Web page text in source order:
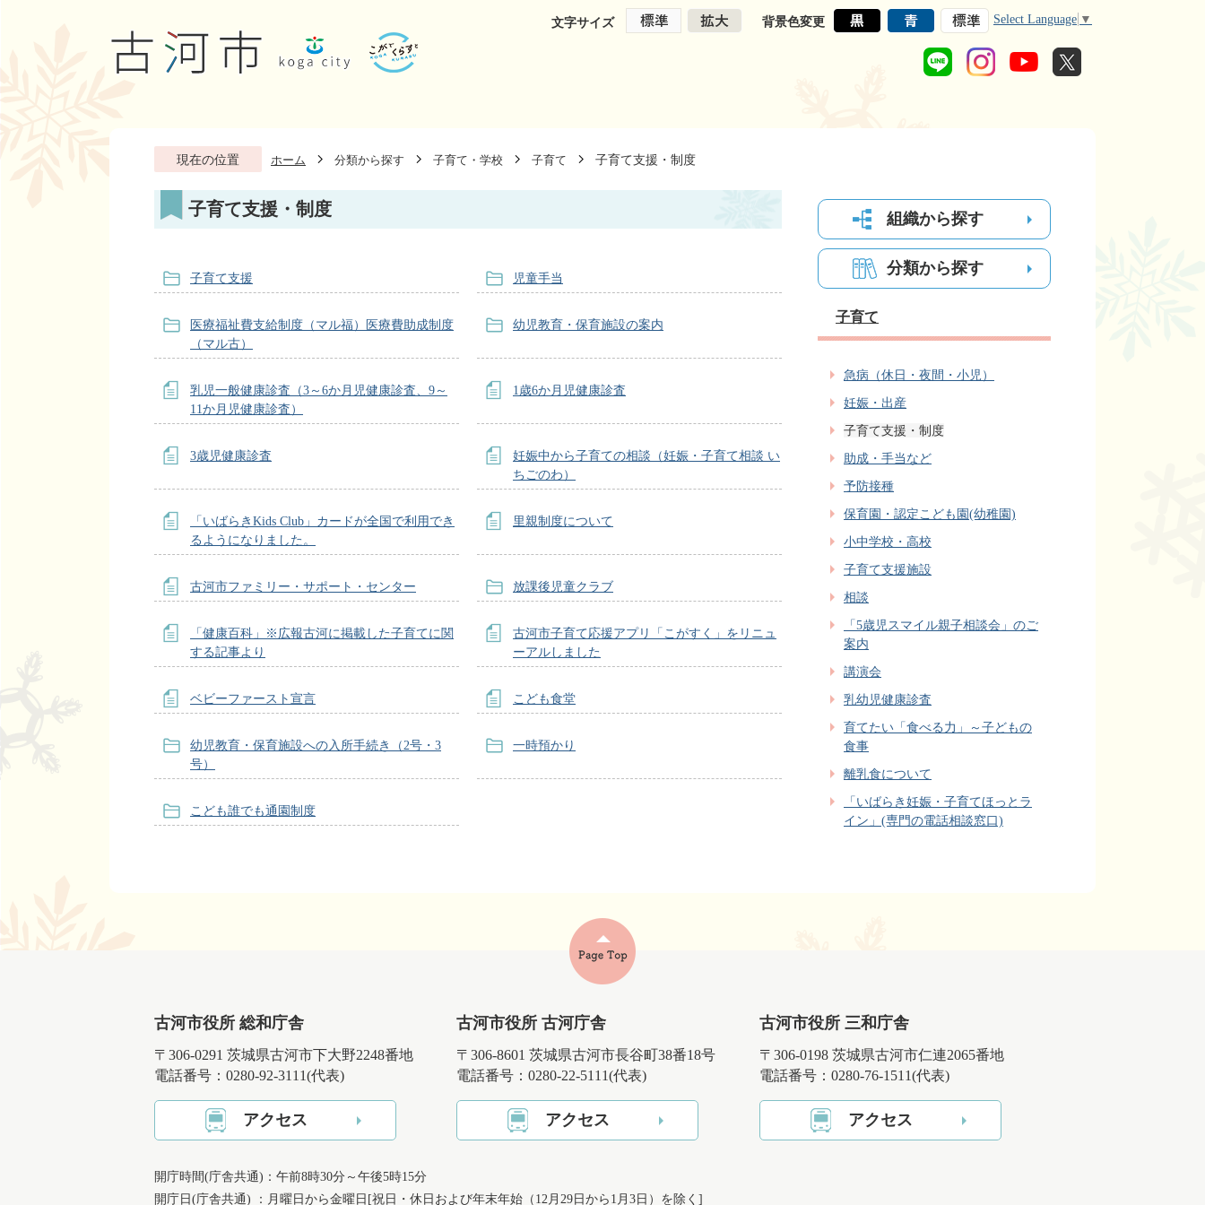
文字サイズ 背景色変更 Select Language ▼
現在の位置 ホーム 分類から探す 子育て・学校 子育て 子育て支援・制度
子育て支援・制度
子育て支援 児童手当
医療福祉費支給制度（マル福）医療費助成制度
（マル古）
幼児教育・保育施設の案内
乳児一般健康診査（3～6か月児健康診査、9～
11か月児健康診査）
1歳6か月児健康診査
3歳児健康診査
妊娠中から子育ての相談（妊娠・子育て相談 い
ちごのわ）
「いばらきKids Club」カードが全国で利用でき
るようになりました。
里親制度について
古河市ファミリー・サポート・センター 放課後児童クラブ
「健康百科」※広報古河に掲載した子育てに関
する記事より
古河市子育て応援アプリ「こがすく」をリニュ
ーアルしました
ベビーファースト宣言 こども食堂
幼児教育・保育施設への入所手続き（2号・3
号）
一時預かり
こども誰でも通園制度
組織から探す
分類から探す
子育て
急病（休日・夜間・小児）
妊娠・出産
子育て支援・制度
助成・手当など
予防接種
保育園・認定こども園(幼稚園)
小中学校・高校
子育て支援施設
相談
「5歳児スマイル親子相談会」のご
案内
講演会
乳幼児健康診査
育てたい「食べる力」～子どもの
食事
離乳食について
「いばらき妊娠・子育てほっとラ
イン」(専門の電話相談窓口)
古河市役所 総和庁舎
〒306-0291 茨城県古河市下大野2248番地
電話番号：0280-92-3111(代表)
アクセス
古河市役所 古河庁舎
〒306-8601 茨城県古河市長谷町38番18号
電話番号：0280-22-5111(代表)
アクセス
古河市役所 三和庁舎
〒306-0198 茨城県古河市仁連2065番地
電話番号：0280-76-1511(代表)
アクセス
開庁時間(庁舎共通)：午前8時30分～午後5時15分
開庁日(庁舎共通) ：月曜日から金曜日[祝日・休日および年末年始（12月29日から1月3日）を除く]